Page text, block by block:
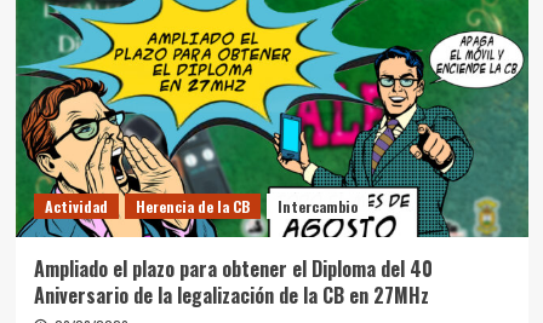
Actividad Herencia de la CB Intercambio
Ampliado el plazo para obtener el Diploma del 40
Aniversario de la legalización de la CB en 27MHz